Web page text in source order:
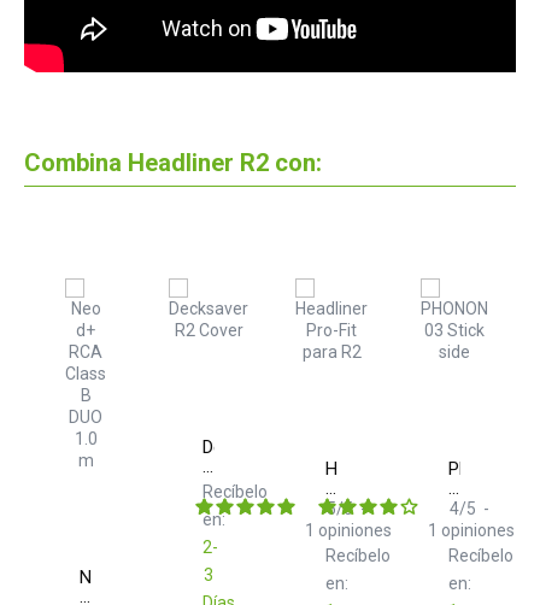
Combina Headliner R2 con:
Neo
d+
Decksaver
Headliner
R2
Cover
Recíbelo
en:
2-
3
Headliner
Pro-
Fit
para
R2Recíbelo
en:
5/5-
1 opiniones
PHONON
03
Stick
Recíbelo
en:
4/5 -
1 opiniones